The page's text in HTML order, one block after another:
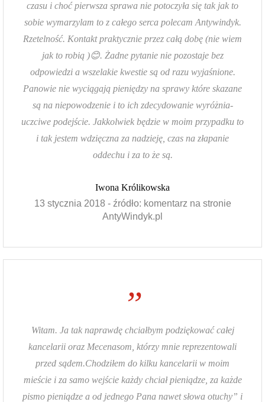
czasu i choć pierwsza sprawa nie potoczyła się tak jak to
sobie wymarzylam to z całego serca polecam Antywindyk.
Rzetelność. Kontakt praktycznie przez całą dobę (nie wiem
jak to robią )😊. Żadne pytanie nie pozostaje bez
odpowiedzi a wszelakie kwestie są od razu wyjaśnione.
Panowie nie wyciągają pieniędzy na sprawy które skazane
są na niepowodzenie i to ich zdecydowanie wyróżnia-
uczciwe podejście. Jakkolwiek będzie w moim przypadku to
i tak jestem wdzięczna za nadzieję, czas na złapanie
oddechu i za to że są.
Iwona Królikowska
13 stycznia 2018 - źródło: komentarz na stronie
AntyWindyk.pl
”
Witam. Ja tak naprawdę chciałbym podziękować całej
kancelarii oraz Mecenasom, którzy mnie reprezentowali
przed sądem.Chodziłem do kilku kancelarii w moim
mieście i za samo wejście każdy chciał pieniądze, za każde
pismo pieniądze a od jednego Pana nawet słowa otuchy” i